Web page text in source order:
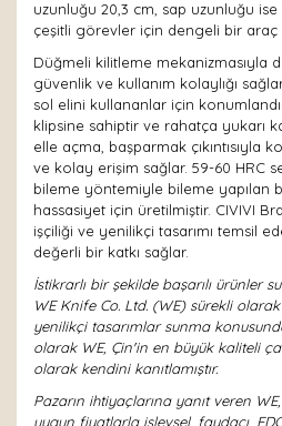
uzunluğu 20,3 cm, sap uzunluğu
çeşitli görevler için dengeli bir araç
Düğmeli kilitleme mekanizmasıyla
güvenlik ve kullanım kolaylığı
sol elini kullananlar için
klipsine sahiptir ve rahatça yukarı
elle açma, başparmak çıkıntısıyla
ve kolay erişim sağlar. 59-60 HRC
bileme yöntemiyle bileme yapılan
hassasiyet için üretilmiştir. CIVIVI
işçiliği ve yenilikçi tasarımı temsil
değerli bir katkı sağlar.
İstikrarlı bir şekilde başarılı ürünler
WE Knife Co. Ltd. (WE) sürekli
yenilikçi tasarımlar sunma
olarak WE, Çin'in en büyük kaliteli
olarak kendini kanıtlamıştır.
Pazarın ihtiyaçlarına yanıt veren
uygun fiyatlarla işlevsel, faydacı,